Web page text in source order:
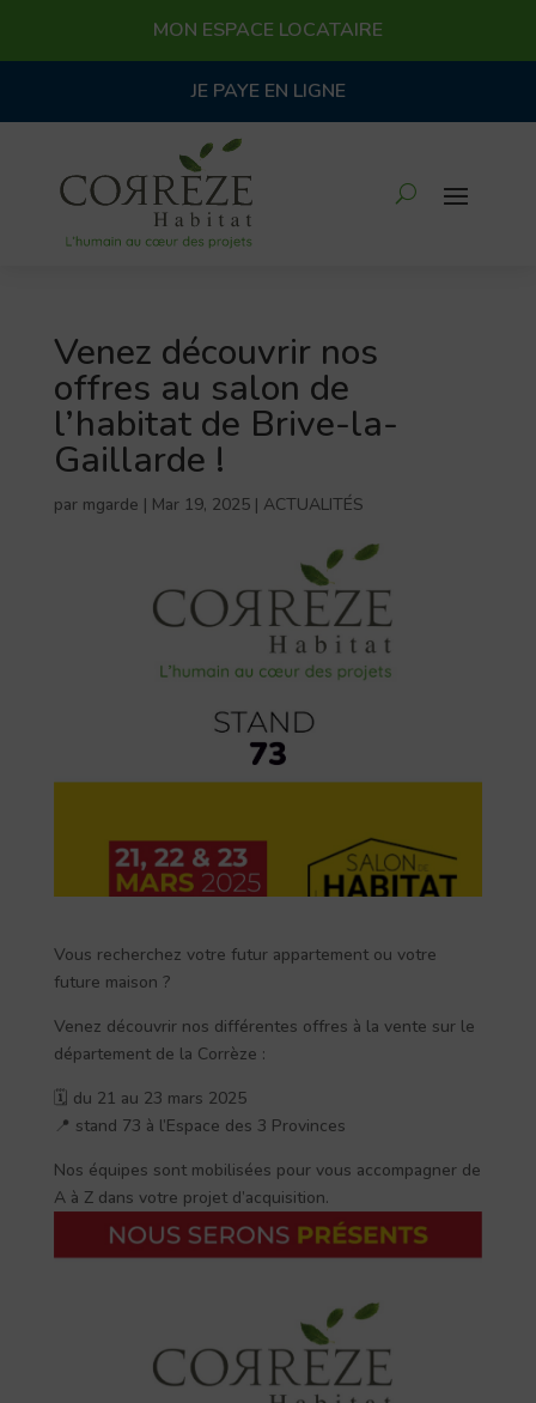
MON ESPACE LOCATAIRE
JE PAYE EN LIGNE
Venez découvrir nos
offres au salon de
l’habitat de Brive-la-
Gaillarde !
par mgarde | Mar 19, 2025| ACTUALITÉS
Vous recherchez votre futur appartement ou votre
future maison ?
Venez découvrir nos différentes offres à la vente sur le
département de la Corrèze :
🗓️ du 21 au 23 mars 2025
📍 stand 73 à l’Espace des 3 Provinces
Nos équipes sont mobilisées pour vous accompagner de
A à Z dans votre projet d’acquisition.